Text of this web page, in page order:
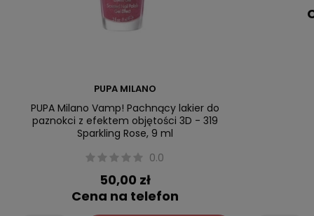
PUPA MILANO
PUPA Milano Vamp! Pachnący lakier do
paznokci z efektem objętości 3D - 319
Sparkling Rose, 9 ml
0.0
50,00 zł
Cena na telefon